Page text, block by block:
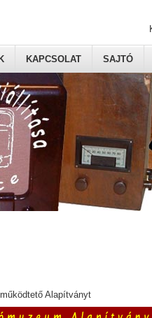
KAPCSOLAT SAJTÓ
Alapítványt